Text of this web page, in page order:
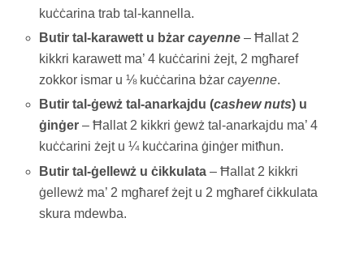
kuċċarina trab tal-kannella.
Butir tal-karawett u bżarcayenne – Ħallat 2
kikkri karawett ma’ 4 kuċċarini żejt, 2 mgħaref
zokkor ismar u ⅛ kuċċarina bżarcayenne.
Butir tal-ġewż tal-anarkajdu (cashew nuts) u
ġinġer – Ħallat 2 kikkri ġewż tal-anarkajdu ma’ 4
kuċċarini żejt u ¼ kuċċarina ġinġer mitħun.
Butir tal-ġellewż u ċikkulata – Ħallat 2 kikkri
ġellewż ma’ 2 mgħaref żejt u 2 mgħaref ċikkulata
skura mdewba.